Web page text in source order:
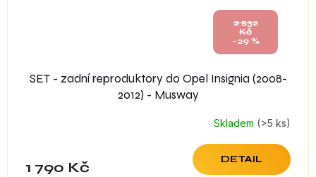
2 532
Kč
–29 %
SET - zadní reproduktory do Opel Insignia (2008-
2012) - Musway
Skladem (>5 ks)
1 790 Kč DETAIL